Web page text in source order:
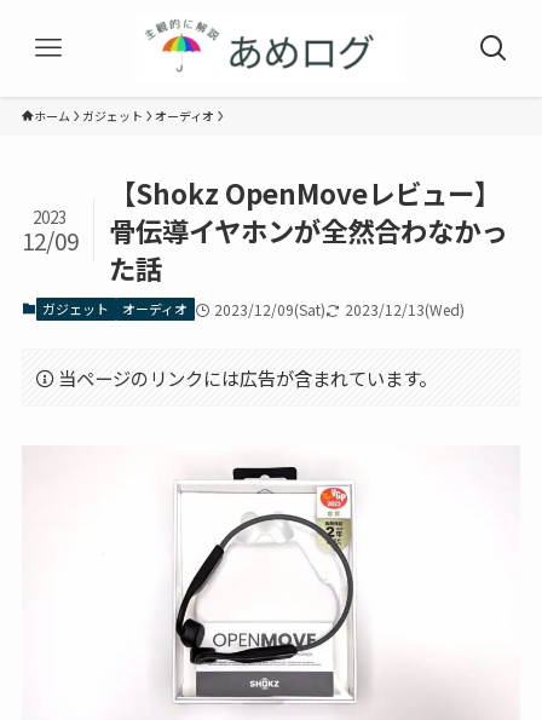
ホーム ガジェット オーディオ
【Shokz OpenMoveレビュー】
骨伝導イヤホンが全然合わなかっ
た話
2023
12/09
ガジェット オーディオ 2023/12/09(Sat) 2023/12/13(Wed)
当ページのリンクには広告が含まれています。